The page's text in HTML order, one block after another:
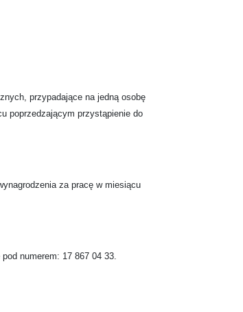
przypadające na jedną osobę
poprzedzającym przystąpienie do
za pracę w miesiącu
numerem: 17 867 04 33.